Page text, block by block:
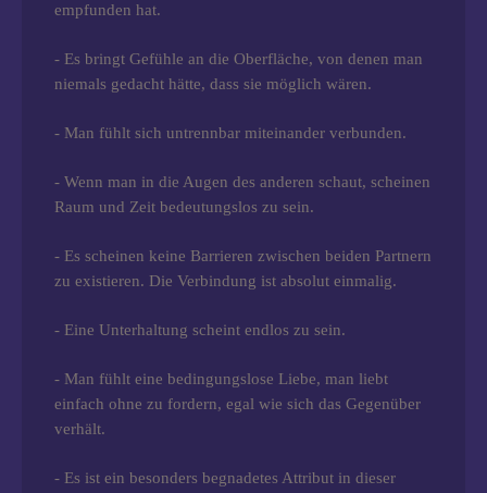
empfunden hat.
- Es bringt Gefühle an die Oberfläche, von denen man
niemals gedacht hätte, dass sie möglich wären.
- Man fühlt sich untrennbar miteinander verbunden.
- Wenn man in die Augen des anderen schaut, scheinen
Raum und Zeit bedeutungslos zu sein.
- Es scheinen keine Barrieren zwischen beiden Partnern
zu existieren. Die Verbindung ist absolut einmalig.
- Eine Unterhaltung scheint endlos zu sein.
- Man fühlt eine bedingungslose Liebe, man liebt
einfach ohne zu fordern, egal wie sich das Gegenüber
verhält.
- Es ist ein besonders begnadetes Attribut in dieser